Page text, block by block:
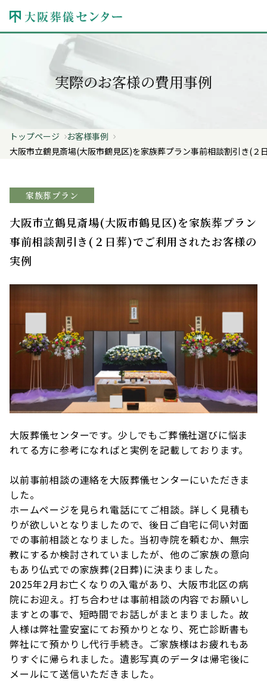
実際のお客様の費用事例
トップページ
お客様事例
大阪市立鶴見斎場(大阪市鶴見区)を家族葬プラン事前相談割引き(２
家族葬プラン
大阪市立鶴見斎場(大阪市鶴見区)を家族葬プラン
事前相談割引き(２日葬)でご利用されたお客様の
実例
大阪葬儀センターです。少しでもご葬儀社選びに悩ま
れてる方に参考になればと実例を記載しております。
以前事前相談の連絡を大阪葬儀センターにいただきま
した。
ホームページを見られ電話にてご相談。詳しく見積も
りが欲しいとなりましたので、後日ご自宅に伺い対面
での事前相談となりました。当初寺院を頼むか、無宗
教にするか検討されていましたが、他のご家族の意向
もあり仏式での家族葬(2日葬)に決まりました。
2025年2月お亡くなりの入電があり、大阪市北区の病
院にお迎え。打ち合わせは事前相談の内容でお願いし
ますとの事で、短時間でお話しがまとまりました。故
人様は弊社霊安室にてお預かりとなり、死亡診断書も
弊社にて預かりし代行手続き。ご家族様はお疲れもあ
りすぐに帰られました。遺影写真のデータは帰宅後に
メールにて送信いただきました。